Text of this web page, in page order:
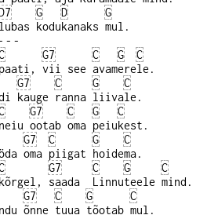
G D
G
kodukanaks mul.
G7 C G
C
vii see avamerele.
G7 C G
C
kauge ranna liivale.
G7 C G
C
ootab oma peiukest.
G7 C G
C
oma piigat hoidema.
G7 C G
C
saada Linnuteele mind.
G7 C G
C
õnne tuua tõotab mul.